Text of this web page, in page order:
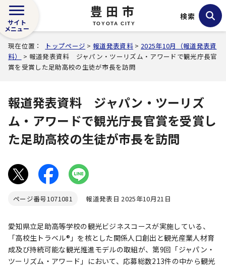
豊田市
TOYOTA CITY
サイト
メニュー
検索
現在位置： トップページ >報道発表資料 >2025年10月（報道発表資
料）
> 報道発表資料 ジャパン・ツーリズム・アワードで観光庁長官
賞を受賞した足助高校の生徒が市長を訪問
報道発表資料 ジャパン・ツーリズ
ム・アワードで観光庁長官賞を受賞し
た足助高校の生徒が市長を訪問
ページ番号1071081 報道発表日 2025年10月21日
愛知県立足助高等学校の観光ビジネスコースが実施している、
「高校生トラベル®」を核とした関係人口創出と観光産業人材育
成及び持続可能な観光推進モデルの取組が、第9回「ジャパン・
ツーリズム・アワード」において、応募総数213件の中から観光